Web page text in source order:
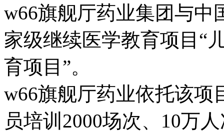
w66旗舰厅药业集团与中
家级继续医学教育项目“
育项目”。
w66旗舰厅药业依托该项目
员培训2000场次、10万